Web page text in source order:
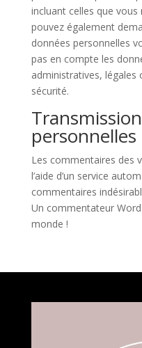
incluant celles que
pouvez également
données personnelles
pas en compte les
administratives, légales
sécurité.
personnelles
Les commentaires des
l’aide d’un service
commentaires
Un commentateur
monde !